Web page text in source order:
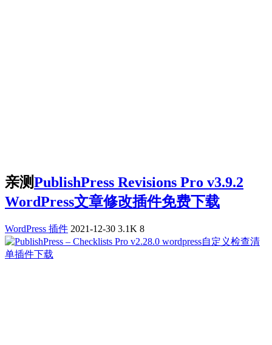
亲测PublishPress Revisions Pro v3.9.2
WordPress文章修改插件免费下载
WordPress 插件 2021-12-30 3.1K 8